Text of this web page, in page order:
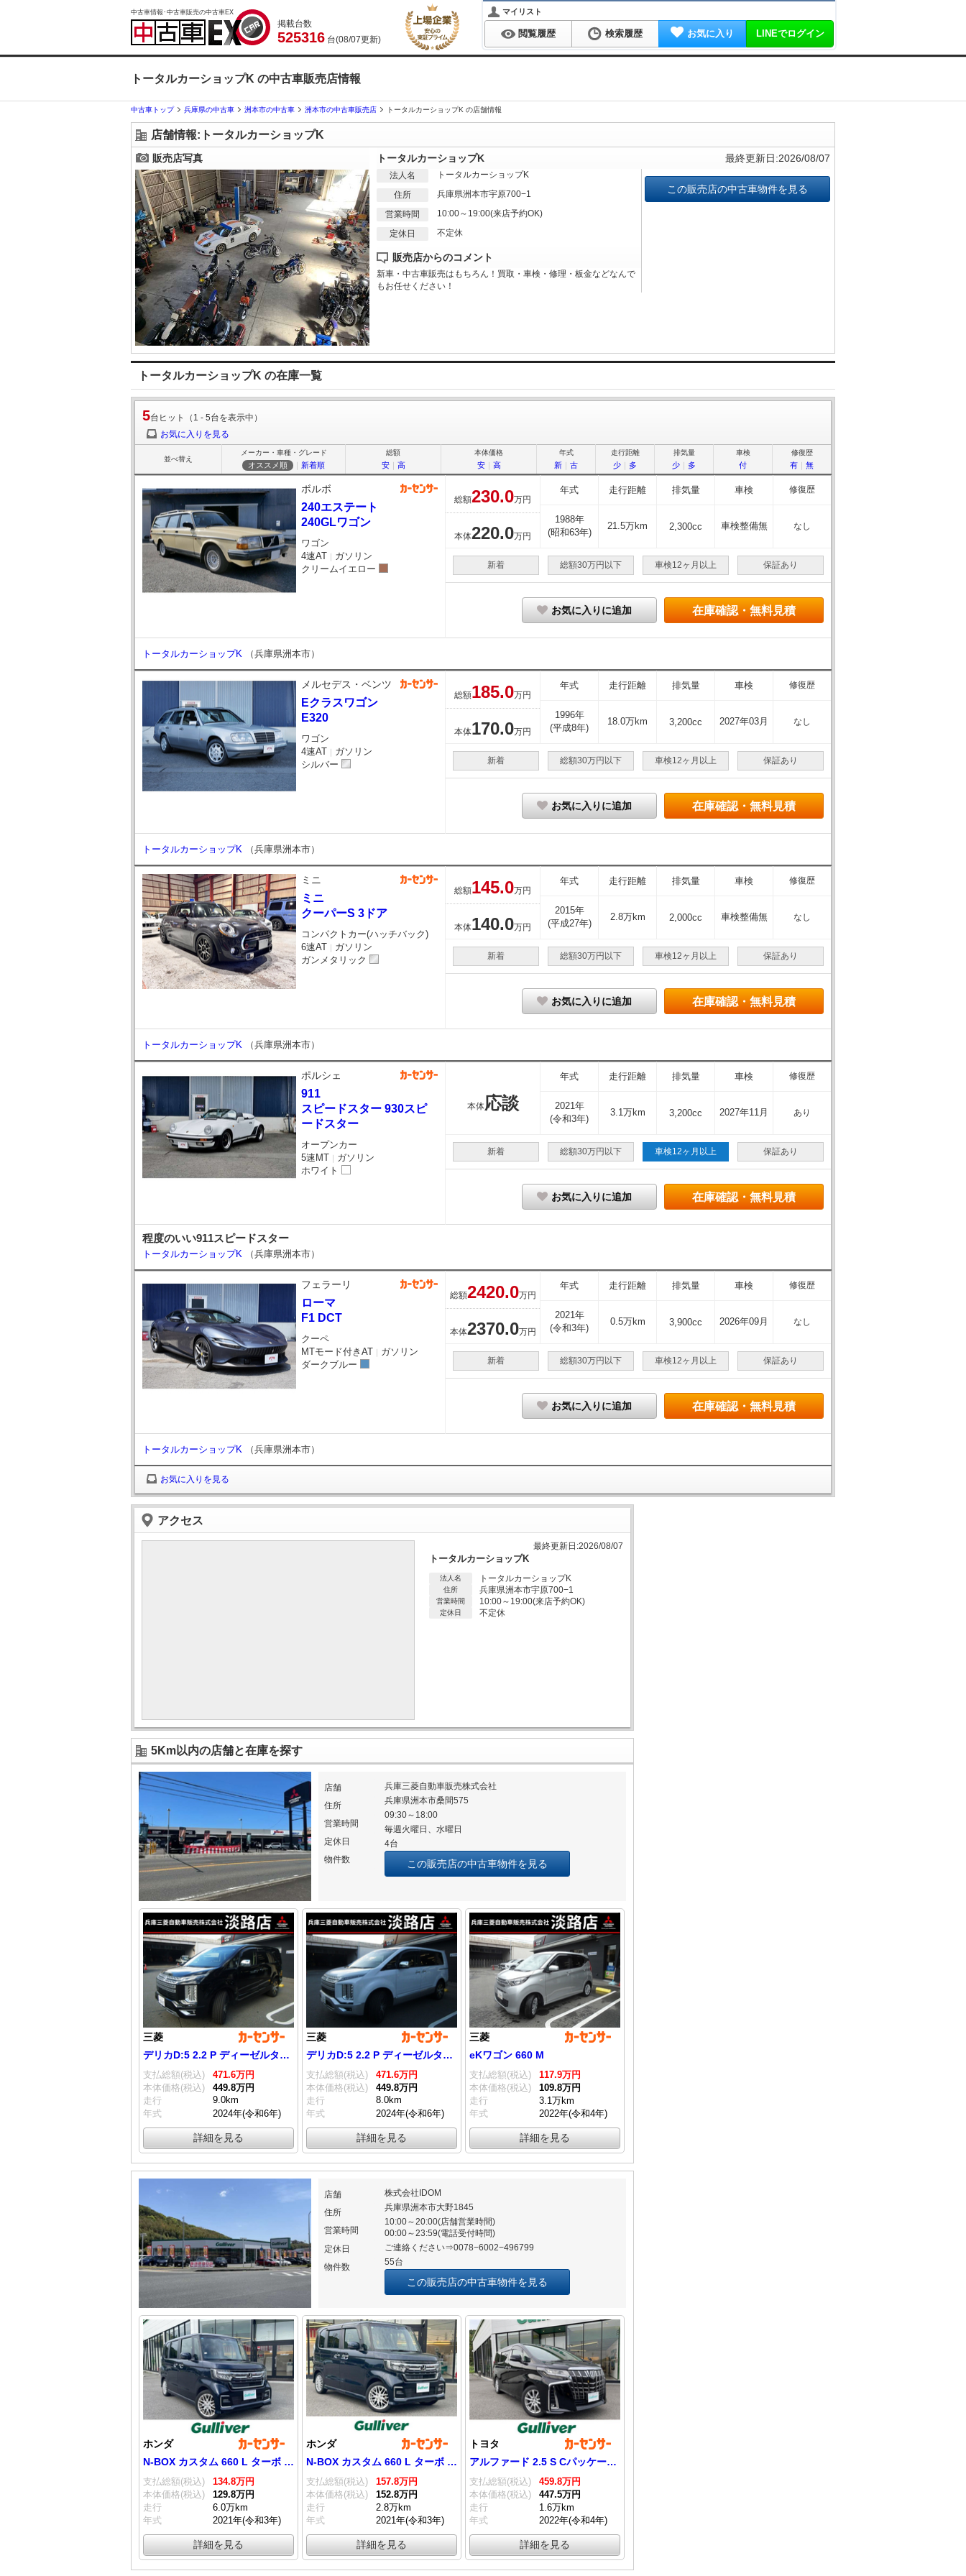
中古車情報･中古車販売の中古車EX
掲載台数
525316 台(08/07更新)
マイリスト
閲覧履歴 検索履歴 お気に入り LINEでログイン
トータルカーショップK の中古車販売店情報
中古車トップ 兵庫県の中古車 洲本市の中古車 洲本市の中古車販売店 トータルカーショップK の店舗情報
店舗情報:トータルカーショップK
販売店写真 トータルカーショップK
法人名
トータルカーショップK
住所
兵庫県洲本市宇原700−1
営業時間
10:00～19:00(来店予約OK)
定休日
不定休
販売店からのコメント
新車・中古車販売はもちろん！買取・車検・修理・板金などなんで
もお任せください！
最終更新日:2026/08/07
この販売店の中古車物件を見る
トータルカーショップK の在庫一覧
5台ヒット（1 - 5台を表示中）
お気に入りを見る
並べ替え
メーカー・車種・グレード
オススメ順 ｜ 新着順
総額
安｜ 高
本体価格
安｜ 高
年式
新 ｜ 古
走行距離
少 ｜ 多
排気量
少 ｜ 多
車検
付
修復歴
有 ｜ 無
ボルボ
240エステート
240GLワゴン
ワゴン
4速AT ｜ ガソリン
クリームイエロー
総額230.0万円
本体220.0万円
年式 走行距離 排気量 車検 修復歴
1988年
(昭和63年)
21.5万km 2,300cc 車検整備無 なし
新着 総額30万円以下 車検12ヶ月以上 保証あり
在庫確認・無料見積
お気に入りに追加
トータルカーショップK （兵庫県洲本市）
メルセデス・ベンツ
Eクラスワゴン
E320
ワゴン
4速AT ｜ ガソリン
シルバー
総額185.0万円
本体170.0万円
年式 走行距離 排気量 車検 修復歴
1996年
(平成8年)
18.0万km 3,200cc 2027年03月 なし
新着 総額30万円以下 車検12ヶ月以上 保証あり
在庫確認・無料見積
お気に入りに追加
トータルカーショップK （兵庫県洲本市）
ミニ
ミニ
クーパーS 3ドア
コンパクトカー(ハッチバック)
6速AT ｜ ガソリン
ガンメタリック
総額145.0万円
本体140.0万円
年式 走行距離 排気量 車検 修復歴
2015年
(平成27年)
2.8万km 2,000cc 車検整備無 なし
新着 総額30万円以下 車検12ヶ月以上 保証あり
在庫確認・無料見積
お気に入りに追加
トータルカーショップK （兵庫県洲本市）
ポルシェ
911
スピードスター 930スピ
ードスター
オープンカー
5速MT ｜ ガソリン
ホワイト
本体応談
年式 走行距離 排気量 車検 修復歴
2021年
(令和3年)
3.1万km 3,200cc 2027年11月 あり
新着 総額30万円以下 車検12ヶ月以上 保証あり
在庫確認・無料見積
お気に入りに追加
程度のいい911スピードスター
トータルカーショップK （兵庫県洲本市）
フェラーリ
ローマ
F1 DCT
クーペ
MTモード付きAT ｜ ガソリン
ダークブルー
総額2420.0万円
本体2370.0万円
年式 走行距離 排気量 車検 修復歴
2021年
(令和3年)
0.5万km 3,900cc 2026年09月 なし
新着 総額30万円以下 車検12ヶ月以上 保証あり
在庫確認・無料見積
お気に入りに追加
トータルカーショップK （兵庫県洲本市）
お気に入りを見る
アクセス
最終更新日:2026/08/07
トータルカーショップK
法人名 トータルカーショップK
住所 兵庫県洲本市宇原700−1
営業時間 10:00～19:00(来店予約OK)
定休日 不定休
5Km以内の店舗と在庫を探す
店舗
兵庫三菱自動車販売株式会社
住所
兵庫県洲本市桑間575
営業時間
09:30～18:00
定休日
毎週火曜日、水曜日
物件数
4台
この販売店の中古車物件を見る
三菱
デリカD:5 2.2 P ディーゼルターボ 4WD
支払総額(税込) 471.6万円
本体価格(税込)
449.8万円
走行
9.0km
年式
2024年(令和6年)
詳細を見る
三菱
デリカD:5 2.2 P ディーゼルターボ 4WD
支払総額(税込) 471.6万円
本体価格(税込)
449.8万円
走行
8.0km
年式
2024年(令和6年)
詳細を見る
三菱
eKワゴン 660 M
支払総額(税込) 117.9万円
本体価格(税込)
109.8万円
走行
3.1万km
年式
2022年(令和4年)
詳細を見る
店舗
株式会社IDOM
住所
兵庫県洲本市大野1845
営業時間
10:00～20:00(店舗営業時間)
00:00～23:59(電話受付時間)
定休日
ご連絡ください⇒0078−6002−496799
物件数
55台
この販売店の中古車物件を見る
ホンダ
N-BOX カスタム 660 L ターボ 純ナビ/バックカメラ/ドラレコ/ETC
支払総額(税込) 134.8万円
本体価格(税込)
129.8万円
走行
6.0万km
年式
2021年(令和3年)
詳細を見る
ホンダ
N-BOX カスタム 660 L ターボ 純正ナビ Bカメラ 両側PS ETC
支払総額(税込) 157.8万円
本体価格(税込)
152.8万円
走行
2.8万km
年式
2021年(令和3年)
詳細を見る
トヨタ
アルファード 2.5 S Cパッケージ 衝突軽減/純ナビ/Bカメラ/デジタルインナー
支払総額(税込) 459.8万円
本体価格(税込)
447.5万円
走行
1.6万km
年式
2022年(令和4年)
詳細を見る